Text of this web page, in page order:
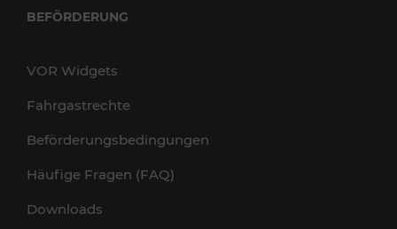
BEFÖRDERUNG
VOR Widgets
Fahrgastrechte
Beförderungsbedingungen
Häufige Fragen (FAQ)
Downloads